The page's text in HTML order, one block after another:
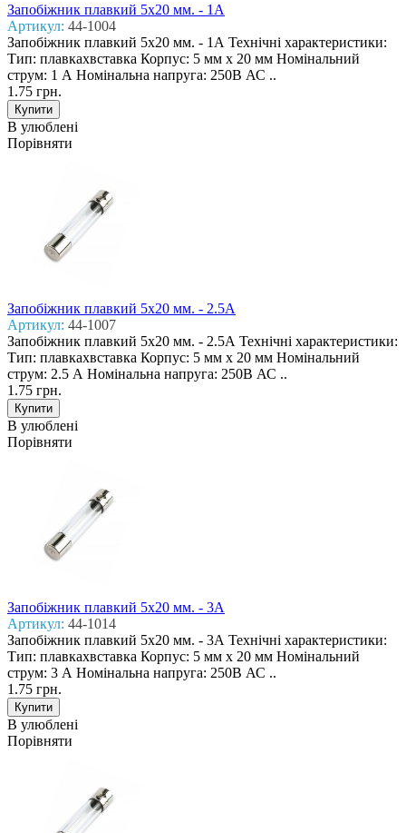
Запобіжник плавкий 5x20 мм. - 1А
Артикул: 44-1004
Запобіжник плавкий 5x20 мм. - 1А Технічні характеристики:
Тип: плавкахвставка Корпус: 5 мм х 20 мм Номінальний
струм: 1 А Номінальна напруга: 250В АС ..
1.75 грн.
В улюблені
Порівняти
Запобіжник плавкий 5x20 мм. - 2.5А
Артикул: 44-1007
Запобіжник плавкий 5x20 мм. - 2.5А Технічні характеристики:
Тип: плавкахвставка Корпус: 5 мм х 20 мм Номінальний
струм: 2.5 А Номінальна напруга: 250В АС ..
1.75 грн.
В улюблені
Порівняти
Запобіжник плавкий 5x20 мм. - 3А
Артикул: 44-1014
Запобіжник плавкий 5x20 мм. - 3А Технічні характеристики:
Тип: плавкахвставка Корпус: 5 мм х 20 мм Номінальний
струм: 3 А Номінальна напруга: 250В АС ..
1.75 грн.
В улюблені
Порівняти